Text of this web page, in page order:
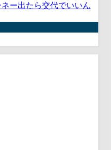
ー出たら交代でいいん